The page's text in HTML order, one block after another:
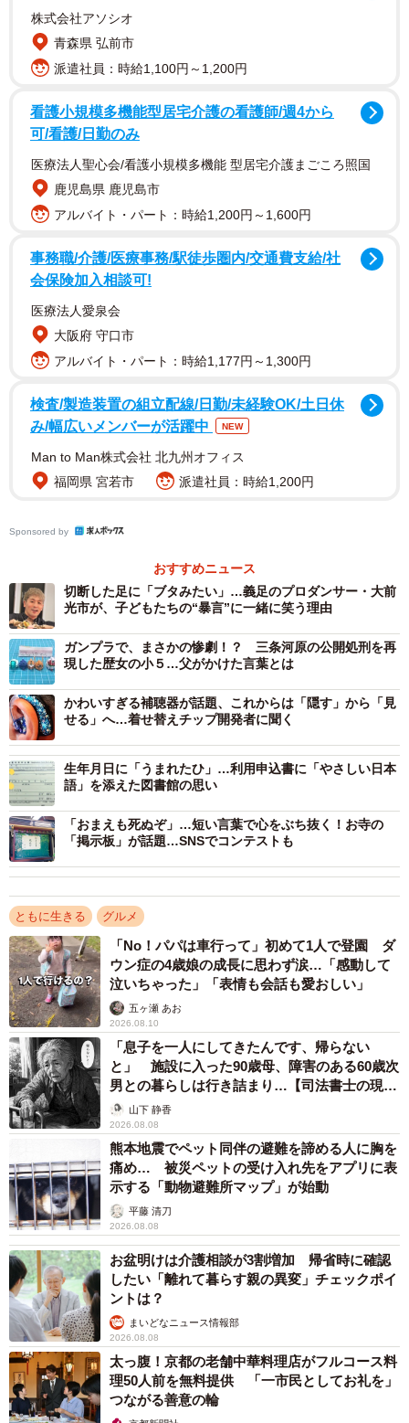
ね、を集めています。ねこさんにお話を聞いてみました。
これびっくりしたー！
飲み会で指差し注文した後手話べりしてたら店員さんがい
きなり料理とともに人数分の紙を渡してきて。「？？」と
思ってたらなんと！
料理の食べ方をタイピングして配ってくださってたー！
その手際の良さに一同、びっくり&感激！
コース料理でもないのに…ほんとありがとう！
— ねこ（耳をお空に置いてきた） (@catfoodmami)
December 27, 2019
ーどんな状況だったのですか？
注文のあと、みんなで手話べりしていたら、料理と一緒に
説明の紙を持ってきてくれたんです。初めて訪れたお店
で、何もこちらからは伝えていないのに、ほんの短時間で
タイピングしてくださった機転と心遣いに本当に驚きまし
2/3
書かれていたのは、料理の食べ方でした／ねこ（@catfoodmami）さん提
供
ー普段食事に行くとどんなことに困られることが多いので
しょう。
「そうですね。私は特に嫌な思いをしたということはあり
ませんが、例えば、注文した後店員さんが確認のためメニ
ューを読み上げるのがわからないんです。注文の際に指差
しなどをしているので、私が耳が聞こえないと気付いてい
らっしゃるとは思うのですが、なぜか読み上げられること
が多くて…。あと、呼び出しボタンがテーブルにない店だ
と店員さんを呼ぶのが大変です。こういう時は店員さんと
目が合うまでじっと待つか、または手を振って気づいてく
れるまで待つ、または直接店員さんのところに行って呼ぶ
などしていますね」
「少し発音ができる友人もいますが、それでも完璧ではな
いので、注文した内容と違うものが来たりしたことはある
そうです」
ー今回のような対応は初めてですか？
「3年前ぐらいにもこうした対応をしていただき、Twitterで
株式会社アソシオ
青森県 弘前市
派遣社員：時給1,100円～1,200円
看護小規模多機能型居宅介護の看護師/週4から
可/看護/日勤のみ
医療法人聖心会/看護小規模多機能 型居宅介護まごころ照国
鹿児島県 鹿児島市
アルバイト・パート：時給1,200円～1,600円
事務職/介護/医療事務/駅徒歩圏内/交通費支給/社
会保険加入相談可!
医療法人愛泉会
大阪府 守口市
アルバイト・パート：時給1,177円～1,300円
検査/製造装置の組立配線/日勤/未経験OK/土日休
み/幅広いメンバーが活躍中
NEW
Man to Man株式会社 北九州オフィス
福岡県 宮若市
派遣社員：時給1,200円
Sponsored by
おすすめニュース
切断した足に「ブタみたい」…義足のプロダンサー・大前
光市が、子どもたちの“暴言”に一緒に笑う理由
ガンプラで、まさかの惨劇！？ 三条河原の公開処刑を再
現した歴女の小５…父がかけた言葉とは
かわいすぎる補聴器が話題、これからは「隠す」から「見
せる」へ…着せ替えチップ開発者に聞く
生年月日に「うまれたひ」…利用申込書に「やさしい日本
語」を添えた図書館の思い
「おまえも死ぬぞ」…短い言葉で心をぶち抜く！お寺の
「掲示板」が話題…SNSでコンテストも
ともに生きる グルメ
「No！パパは車行って」初めて1人で登園 ダ
ウン症の4歳娘の成長に思わず涙…「感動して
泣いちゃった」「表情も会話も愛おしい」
五ヶ瀬 あお
2026.08.10
「息子を一人にしてきたんです、帰らない
と」 施設に入った90歳母、障害のある60歳次
男との暮らしは行き詰まり…【司法書士の現場
から】山下 静香
2026.08.08
熊本地震でペット同伴の避難を諦める人に胸を
痛め… 被災ペットの受け入れ先をアプリに表
示する「動物避難所マップ」が始動
平藤 清刀
2026.08.08
お盆明けは介護相談が3割増加 帰省時に確認
したい「離れて暮らす親の異変」チェックポイ
ントは？
まいどなニュース情報部
2026.08.08
太っ腹！京都の老舗中華料理店がフルコース料
理50人前を無料提供 「一市民としてお礼を」
つながる善意の輪